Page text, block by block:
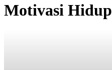
Motivasi Hidup